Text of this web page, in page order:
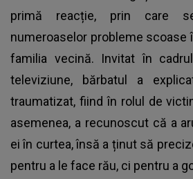
primă reacție, prin care
numeroaselor probleme scoase
familia vecină. Invitat în
televiziune, bărbatul a
traumatizat, fiind în rolul de
asemenea, a recunoscut că a
ei în curtea, însă a ținut să
pentru a le face rău, ci pentru a